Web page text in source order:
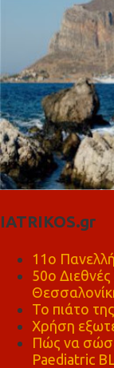
IATRIKOS.gr
11ο
50ο
Το πιάτο
Χρήση
Πώς να
Paediatric